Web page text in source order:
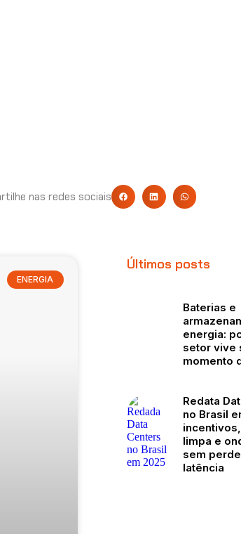
nas redes sociais
ENERGIA
Últimos posts
Baterias e
energia:
setor vive
momento
Redata
no Brasil
limpa e
sem
latência